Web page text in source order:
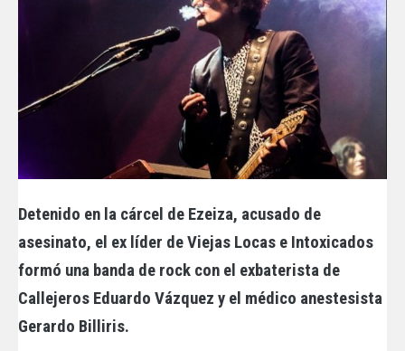
Detenido en la cárcel de Ezeiza, acusado de
asesinato, el ex líder de Viejas Locas e Intoxicados
formó una banda de rock con el exbaterista de
Callejeros Eduardo Vázquez y el médico anestesista
Gerardo Billiris.